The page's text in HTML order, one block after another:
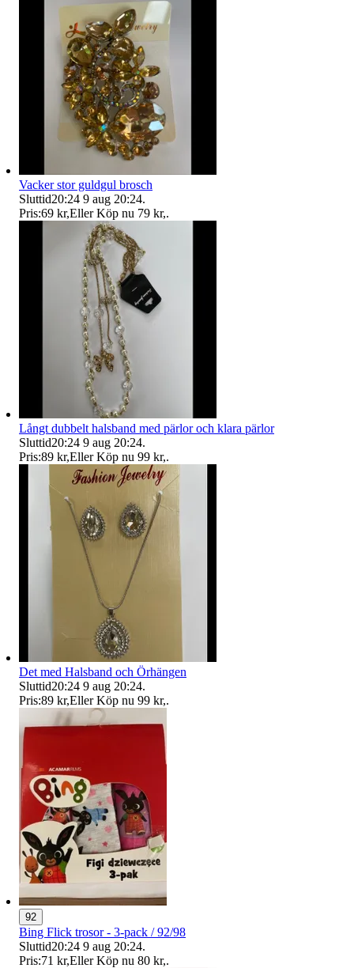
Vacker stor guldgul brosch
Sluttid20:24 9 aug 20:24.
Pris:69 kr,Eller Köp nu 79 kr,.
Långt dubbelt halsband med pärlor och klara pärlor
Sluttid20:24 9 aug 20:24.
Pris:89 kr,Eller Köp nu 99 kr,.
Det med Halsband och Örhängen
Sluttid20:24 9 aug 20:24.
Pris:89 kr,Eller Köp nu 99 kr,.
92
Bing Flick trosor - 3-pack / 92/98
Sluttid20:24 9 aug 20:24.
Pris:71 kr,Eller Köp nu 80 kr,.